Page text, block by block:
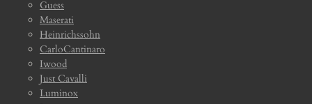
Guess
Maserati
Heinrichssohn
CarloCantinaro
Iwood
Just Cavalli
Luminox